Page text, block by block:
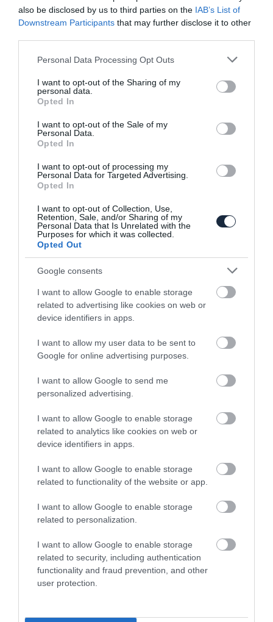
also be disclosed by us to third parties on the IAB’s List of
Downstream Participants that may further disclose it to other
Please note that this website/app uses one or more Google
not limited to your visit or usage behaviour. You may click to
grant or deny consent to Google and its third-party tags to
use your data for below specified purposes in below Google
consent section.
Personal Data Processing Opt Outs
I want to opt-out of the Sharing of my
personal data.
Opted In
I want to opt-out of the Sale of my
Personal Data.
Opted In
I want to opt-out of processing my
Personal Data for Targeted Advertising.
Opted In
I want to opt-out of Collection, Use,
Retention, Sale, and/or Sharing of my
Personal Data that Is Unrelated with the
Purposes for which it was collected.
Opted Out
Google consents
I want to allow Google to enable storage
related to advertising like cookies on web or
device identifiers in apps.
I want to allow my user data to be sent to
Google for online advertising purposes.
I want to allow Google to send me
personalized advertising.
I want to allow Google to enable storage
related to analytics like cookies on web or
device identifiers in apps.
I want to allow Google to enable storage
related to functionality of the website or app.
I want to allow Google to enable storage
related to personalization.
I want to allow Google to enable storage
related to security, including authentication
functionality and fraud prevention, and other
user protection.
Kalapács alá kerül a Chevrolet Camaro
Új Camaro-verziók a SEMA kiállításra
Megérkezett a Camaro Convertible is!
Jövőre nyugdíjba megy a Camaro